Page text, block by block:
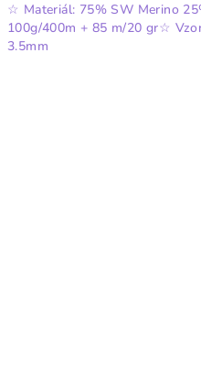
☆ Materiál: 75% SW Merino
100g/400m + 85 m/20 gr☆
3.5mm